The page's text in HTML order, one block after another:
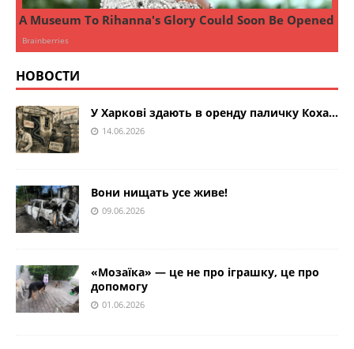
НОВОСТИ
У Харкові здають в оренду паличку Коха…
14.06.2026
Вони нищать усе живе!
09.06.2026
«Мозаїка» — це не про іграшку, це про
допомогу
01.06.2026